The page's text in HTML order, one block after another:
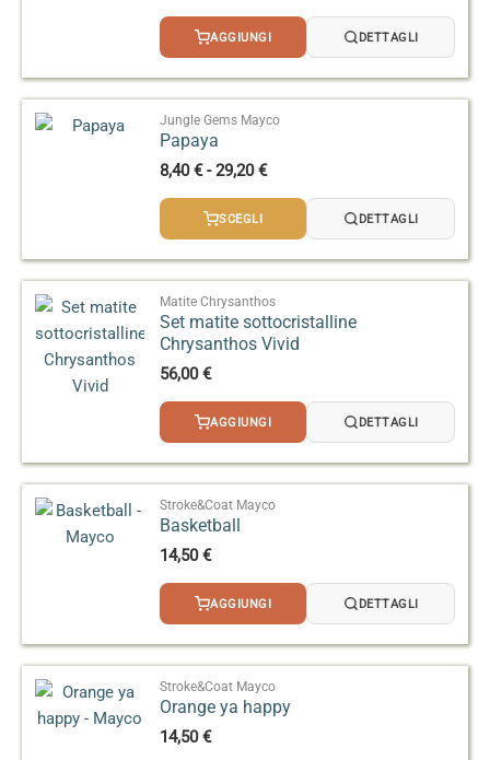
AGGIUNGI DETTAGLI
Jungle Gems Mayco
Papaya
8,40€ - 29,20€Fascia
prezzo:
29,20 €
SCEGLI DETTAGLI
Matite Chrysanthos
Set matite sottocristalline
Chrysanthos Vivid
56,00€
AGGIUNGI DETTAGLI
Stroke&Coat Mayco
Basketball
14,50€
AGGIUNGI DETTAGLI
Stroke&Coat Mayco
Orange ya happy
14,50€